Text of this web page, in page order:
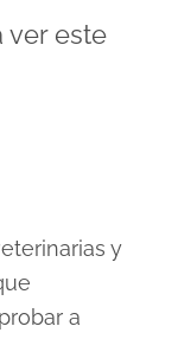
ver este
y
a